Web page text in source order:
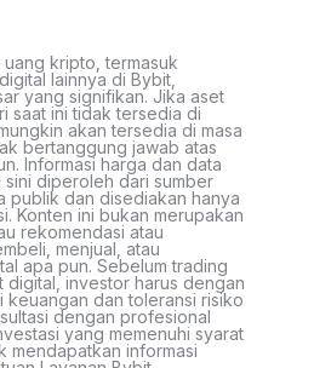
uang kripto, termasuk
lainnya di Bybit,
yang signifikan. Jika aset
saat ini tidak tersedia di
akan tersedia di masa
bertanggung jawab atas
Informasi harga dan data
sini diperoleh dari sumber
publik dan disediakan hanya
Konten ini bukan merupakan
rekomendasi atau
menjual, atau
apa pun. Sebelum trading
digital, investor harus dengan
keuangan dan toleransi risiko
dengan profesional
yang memenuhi syarat
mendapatkan informasi